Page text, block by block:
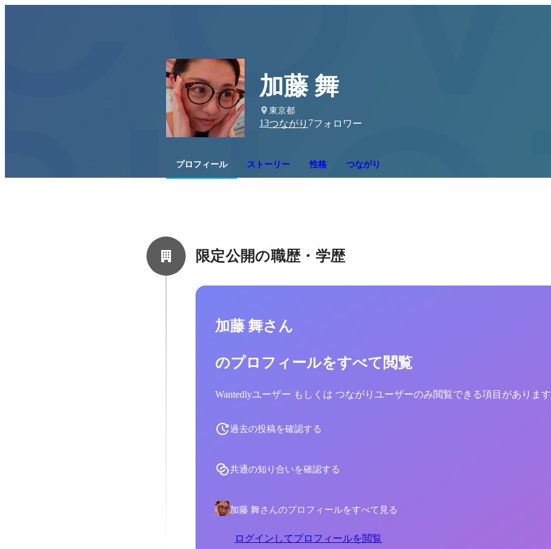
加藤 舞
東京都
13つながり 7フォロワー
プロフィール ストーリー 性格 つながり
限定公開の職歴・学歴
加藤 舞さん
のプロフィールをすべて閲覧
Wantedlyユーザー もしくは つながりユーザーのみ閲覧できる項目があります
過去の投稿を確認する
共通の知り合いを確認する
加藤 舞さんのプロフィールをすべて見る
ログインしてプロフィールを閲覧